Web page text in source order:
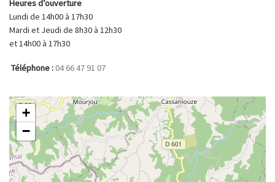
Heures d’ouverture
Lundi de 14h00 à 17h30
Mardi et Jeudi de 8h30 à 12h30
et 14h00 à 17h30
Téléphone :04 66 47 91 07
+
−